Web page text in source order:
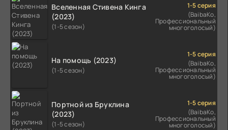
Вселенная Стивена Кинга
(2023)
(1-5 сезон)
1-5 серия
(BaibaKo,
Профессиональный
многоголосый)
На помощь (2023)
(1-5 сезон)
1-5 серия
(BaibaKo,
Профессиональный
многоголосый)
Портной из Бруклина
(2023)
(1-5 сезон)
1-5 серия
(BaibaKo,
Профессиональный
многоголосый)